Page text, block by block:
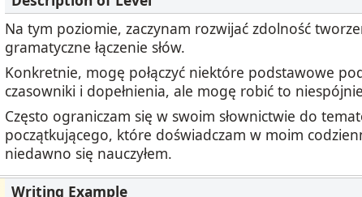
Na tym poziomie, zaczynam rozwijać zdolność
gramatyczne łączenie słów.
Konkretnie, mogę połączyć niektóre podstawowe
czasowniki i dopełnienia, ale mogę robić to
Często ograniczam się w swoim słownictwie do
początkującego, które doświadczam w moim
niedawno się nauczyłem.